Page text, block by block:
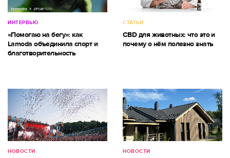
ИНТЕРВЬЮ
«Помогаю на бегу»: как
Lamoda объединила спорт и
благотворительность
СТАТЬИ
CBD для животных: что это и
почему о нём полезно знать
НОВОСТИ НОВОСТИ